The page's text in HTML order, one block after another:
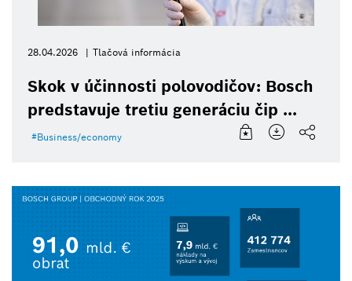
28.04.2026 Tlačová informácia
Skok v účinnosti polovodičov: Bosch
predstavuje tretiu generáciu čip ...
Business/economy